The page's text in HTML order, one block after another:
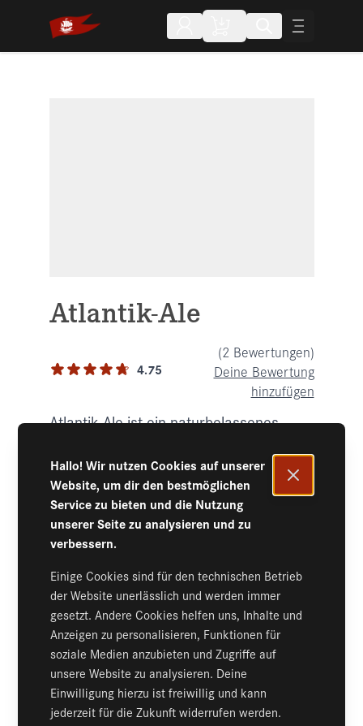
Atlantik-Ale
4.75
(2 Bewertungen)
Deine Bewertung
hinzufügen
Atlantik-Ale ist ein naturbelassenes,
Auf Lager
inkl. 19% MwSt., zzgl. Versand
Basispreis2,98 €/Liter+ 0,08 €Pfand 1,49 €
Konfigurieren
DETAILS
Hallo! Wir nutzen Cookies auf unserer
Website, um dir den bestmöglichen
Service zu bieten und die Nutzung
unserer Seite zu analysieren und zu
verbessern.
Einige Cookies sind für den technischen Betrieb
der Website unerlässlich und werden immer
gesetzt. Andere Cookies helfen uns, Inhalte und
Anzeigen zu personalisieren, Funktionen für
soziale Medien anzubieten und Zugriffe auf
unsere Website zu analysieren. Deine
Einwilligung hierzu ist freiwillig und kann
jederzeit für die Zukunft widerrufen werden.